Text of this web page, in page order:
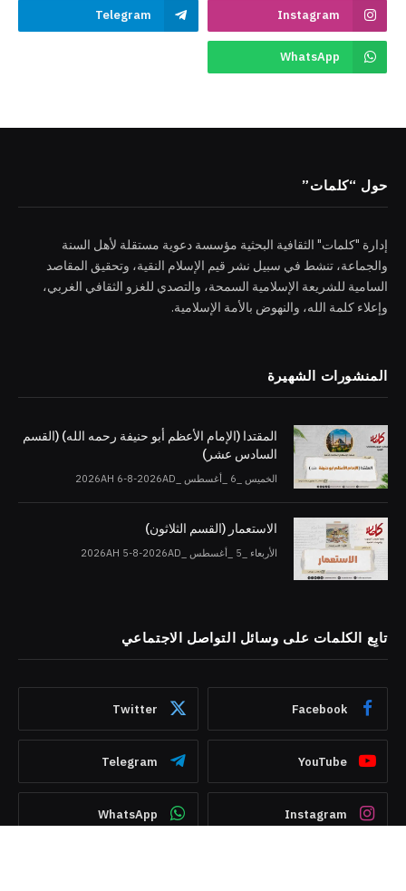
Instagram
Telegram
WhatsApp
حول “كلمات”
إدارة "كلمات" الثقافية البحثية مؤسسة دعوية مستقلة لأهل السنة
والجماعة، تنشط في سبيل نشر قيم الإسلام النقية، وتحقيق المقاصد
السامية للشريعة الإسلامية السمحة، والتصدي للغزو الثقافي الغربي،
وإعلاء كلمة الله، والنهوض بالأمة الإسلامية.
المنشورات الشهيرة
المقتدا (الإمام الأعظم أبو حنيفة رحمه الله) (القسم
السادس عشر)
الخميس _6 _أغسطس _2026AH 6-8-2026AD
الاستعمار (القسم الثلاثون)
الأربعاء _5 _أغسطس _2026AH 5-8-2026AD
تابِع الكلمات على وسائل التواصل الاجتماعي
Facebook
Twitter
YouTube
Telegram
Instagram
WhatsApp